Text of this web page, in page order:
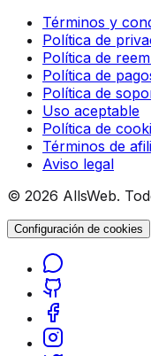
Términos y
Política de
Política de
Política de
Política de
Uso aceptable
Política de
Términos de
Aviso legal
© 2026 AllsWeb.
Configuración de cookies